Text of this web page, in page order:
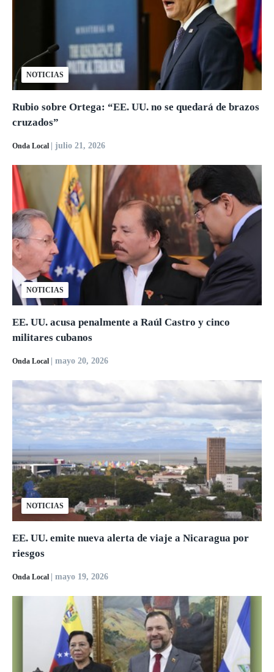
NOTICIAS
Rubio sobre Ortega: “EE. UU. no se quedará de brazos
cruzados”
Onda Local | julio 21, 2026
NOTICIAS
EE. UU. acusa penalmente a Raúl Castro y cinco
militares cubanos
Onda Local | mayo 20, 2026
NOTICIAS
EE. UU. emite nueva alerta de viaje a Nicaragua por
riesgos
Onda Local | mayo 19, 2026